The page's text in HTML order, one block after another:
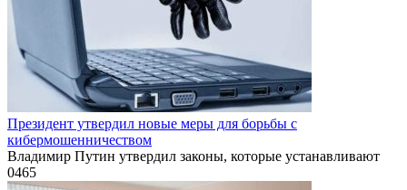
Президент утвердил новые меры для борьбы с
кибермошенничеством
Владимир Путин утвердил законы, которые устанавливают
0465